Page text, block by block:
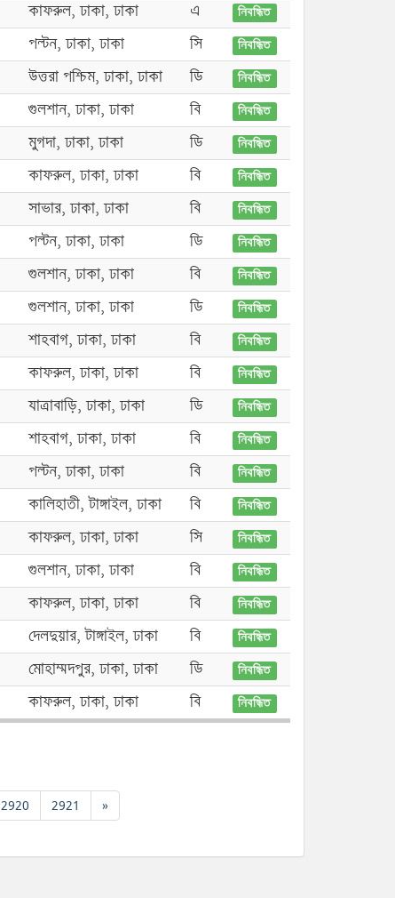
কাফরুল, ঢাকা, ঢাকা এ নিবন্ধিত
পল্টন, ঢাকা, ঢাকা সি নিবন্ধিত
উত্তরা পশ্চিম, ঢাকা, ঢাকা ডি নিবন্ধিত
গুলশান, ঢাকা, ঢাকা বি নিবন্ধিত
মুগদা, ঢাকা, ঢাকা ডি নিবন্ধিত
কাফরুল, ঢাকা, ঢাকা বি নিবন্ধিত
সাভার, ঢাকা, ঢাকা বি নিবন্ধিত
পল্টন, ঢাকা, ঢাকা ডি নিবন্ধিত
গুলশান, ঢাকা, ঢাকা বি নিবন্ধিত
গুলশান, ঢাকা, ঢাকা ডি নিবন্ধিত
শাহবাগ, ঢাকা, ঢাকা বি নিবন্ধিত
কাফরুল, ঢাকা, ঢাকা বি নিবন্ধিত
যাত্রাবাড়ি, ঢাকা, ঢাকা ডি নিবন্ধিত
শাহবাগ, ঢাকা, ঢাকা বি নিবন্ধিত
পল্টন, ঢাকা, ঢাকা বি নিবন্ধিত
কালিহাতী, টাঙ্গাইল, ঢাকা বি নিবন্ধিত
কাফরুল, ঢাকা, ঢাকা সি নিবন্ধিত
গুলশান, ঢাকা, ঢাকা বি নিবন্ধিত
কাফরুল, ঢাকা, ঢাকা বি নিবন্ধিত
দেলদুয়ার, টাঙ্গাইল, ঢাকা বি নিবন্ধিত
মোহাম্মদপুর, ঢাকা, ঢাকা ডি নিবন্ধিত
কাফরুল, ঢাকা, ঢাকা বি নিবন্ধিত
2920 2921 »